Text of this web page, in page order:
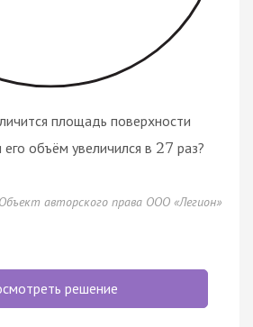
площадь поверхности
его объём увеличился в 27 раз?
Объект авторского права ООО «Легион»
решение